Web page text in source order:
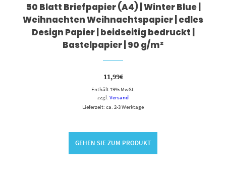
50 Blatt Briefpapier (A4) | Winter Blue |
Weihnachten Weihnachtspapier | edles
Design Papier | beidseitig bedruckt |
Bastelpapier | 90 g/m²
11,99€
Enthält 19% MwSt.
zzgl. Versand
Lieferzeit: ca. 2-3 Werktage
GEHEN SIE ZUM PRODUKT